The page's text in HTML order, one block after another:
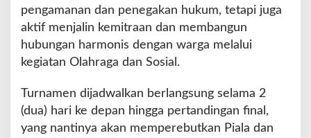
pengamanan dan penegakan hukum, tetapi juga
aktif menjalin kemitraan dan membangun
hubungan harmonis dengan warga melalui
kegiatan Olahraga dan Sosial.
Turnamen dijadwalkan berlangsung selama 2
(dua) hari ke depan hingga pertandingan final,
yang nantinya akan memperebutkan Piala dan